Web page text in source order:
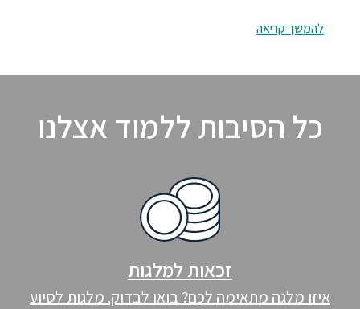
להמשך קריאה
כל הסיבות ללמוד אצלנו
זכאות למלגות
איזו מלגה מתאימה לכם? בואו לבדוק. מלגות לסיוע